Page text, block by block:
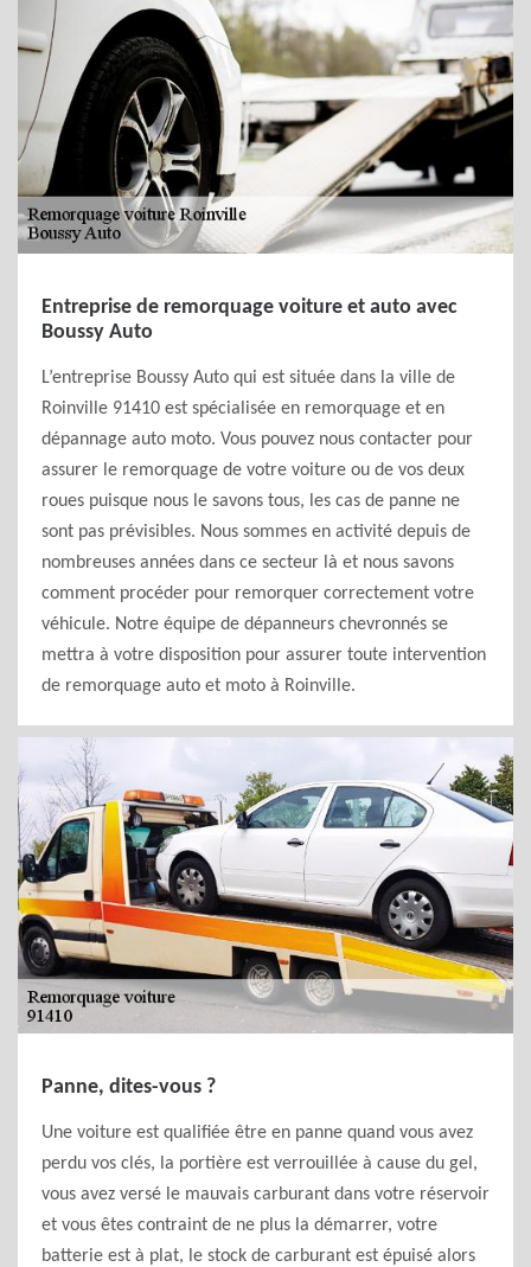
Entreprise de remorquage voiture et auto avec
Boussy Auto
L’entreprise Boussy Auto qui est située dans la ville de
Roinville 91410 est spécialisée en remorquage et en
dépannage auto moto. Vous pouvez nous contacter pour
assurer le remorquage de votre voiture ou de vos deux
roues puisque nous le savons tous, les cas de panne ne
sont pas prévisibles. Nous sommes en activité depuis de
nombreuses années dans ce secteur là et nous savons
comment procéder pour remorquer correctement votre
véhicule. Notre équipe de dépanneurs chevronnés se
mettra à votre disposition pour assurer toute intervention
de remorquage auto et moto à Roinville.
Panne, dites-vous ?
Une voiture est qualifiée être en panne quand vous avez
perdu vos clés, la portière est verrouillée à cause du gel,
vous avez versé le mauvais carburant dans votre réservoir
et vous êtes contraint de ne plus la démarrer, votre
batterie est à plat, le stock de carburant est épuisé alors